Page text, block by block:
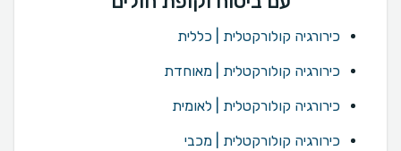
כירורגיה קולורקטלית | כללית
כירורגיה קולורקטלית | מאוחדת
כירורגיה קולורקטלית | לאומית
כירורגיה קולורקטלית | מכבי